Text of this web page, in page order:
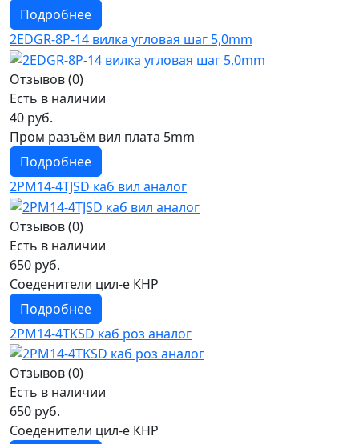
Подробнее
2EDGR-8P-14 вилка угловая шаг 5,0mm
Отзывов (0)
Есть в наличии
40 руб.
Пром разъём вил плата 5mm
Подробнее
2РМ14-4TJSD каб вил аналог
Отзывов (0)
Есть в наличии
650 руб.
Соеденители цил-е КНР
Подробнее
2РМ14-4TKSD каб роз аналог
Отзывов (0)
Есть в наличии
650 руб.
Соеденители цил-е КНР